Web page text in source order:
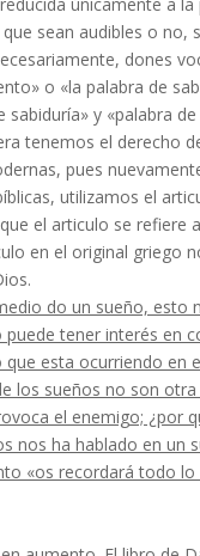
sean audibles o no,
dones
o «la palabra de
y «palabra
tenemos el derecho
pues
utilizamos el
el articulo se refiere
en el original grie­go
do un sueño, esto
tener interés en
esta ocurriendo en
los sueños no son
el enemigo; ¿por
nos ha hablado en un
«os recordará todo lo